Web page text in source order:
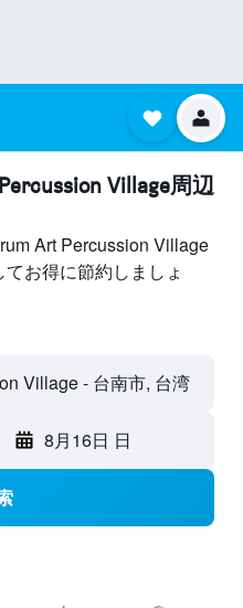
Village周辺
Art Percussion Village
お得に節約しましょ
Village - 台南市, 台湾
8月16日 日